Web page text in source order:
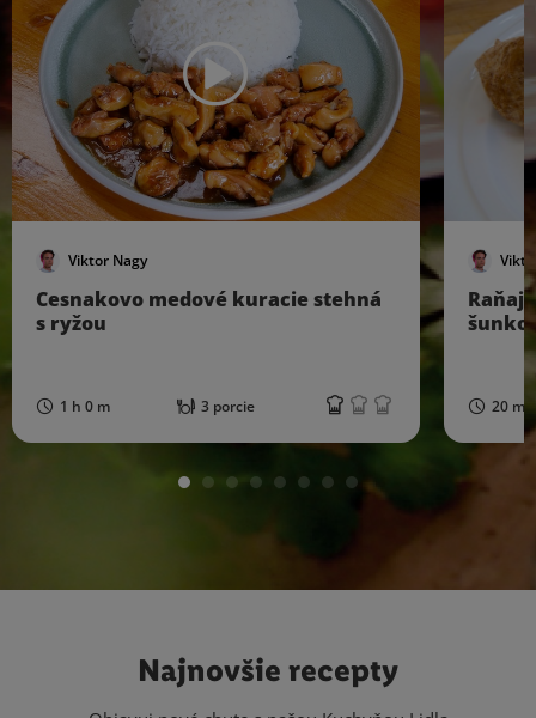
Viktor Nagy
Cesnakovo medové kuracie stehná
s ryžou
1 h 0 m 3 porcie 20
Najnovšie recepty